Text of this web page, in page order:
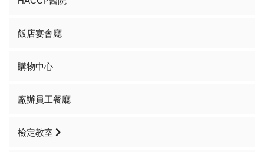
飯店宴會廳
購物中心
廠辦員工餐廳
檢定教室